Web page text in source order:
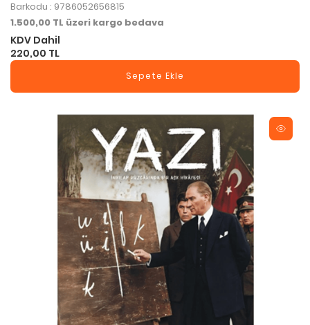
Barkodu : 9786052656815
1.500,00 TL üzeri kargo bedava
KDV Dahil
220,00 TL
Sepete Ekle